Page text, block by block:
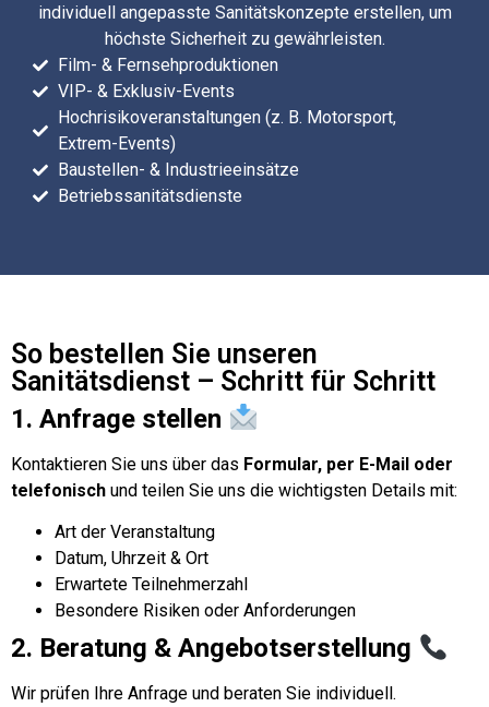
individuell angepasste Sanitätskonzepte erstellen, um
höchste Sicherheit zu gewährleisten.
Film- & Fernsehproduktionen
VIP- & Exklusiv-Events
Hochrisikoveranstaltungen (z. B. Motorsport,
Extrem-Events)
Baustellen- & Industrieeinsätze
Betriebssanitätsdienste
So bestellen Sie unseren
Sanitätsdienst – Schritt für Schritt
1. Anfrage stellen
Kontaktieren Sie uns über das Formular, per E-Mail oder
telefonisch und teilen Sie uns die wichtigsten Details mit:
Art der Veranstaltung
Datum, Uhrzeit & Ort
Erwartete Teilnehmerzahl
Besondere Risiken oder Anforderungen
2. Beratung & Angebotserstellung
Wir prüfen Ihre Anfrage und beraten Sie individuell.